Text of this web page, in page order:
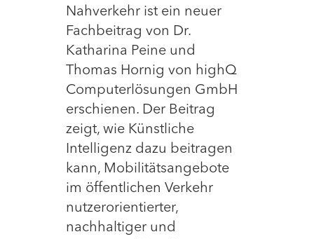
Nahverkehr ist ein neuer
Fachbeitrag von Dr.
Katharina Peine und
Thomas Hornig von highQ
Computerlösungen GmbH
erschienen. Der Beitrag
zeigt, wie Künstliche
Intelligenz dazu beitragen
kann, Mobilitätsangebote
im öffentlichen Verkehr
nutzerorientierter,
nachhaltiger und